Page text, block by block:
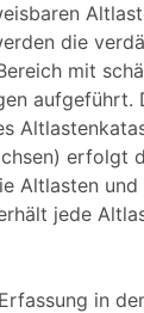
die
mit
aufgeführt.
erfolgt
Altlasten
jede
in